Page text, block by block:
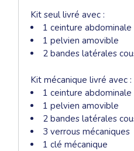
Kit seul livré avec :
1 ceinture abdominale
1 pelvien amovible
2 bandes latérales
Kit mécanique livré avec :
1 ceinture abdominale
1 pelvien amovible
2 bandes latérales
3 verrous mécaniques
1 clé mécanique